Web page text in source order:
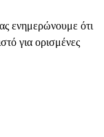
ενημερώνουμε ότι
για ορισμένες